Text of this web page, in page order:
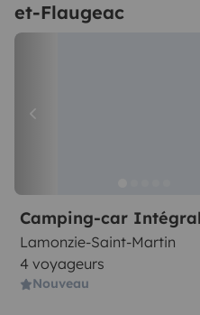
et-Flaugeac
Camping-car Intégral
Lamonzie-Saint-Martin
4 voyageurs
Nouveau